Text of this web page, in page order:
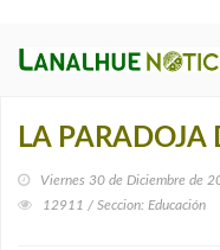
LA PARADOJA
Viernes 30 de Diciembre de
12911 / Seccion: Educación